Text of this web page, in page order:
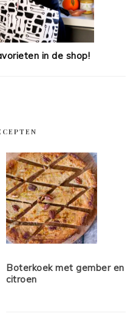
in de shop!
Boterkoek met gember en
citroen